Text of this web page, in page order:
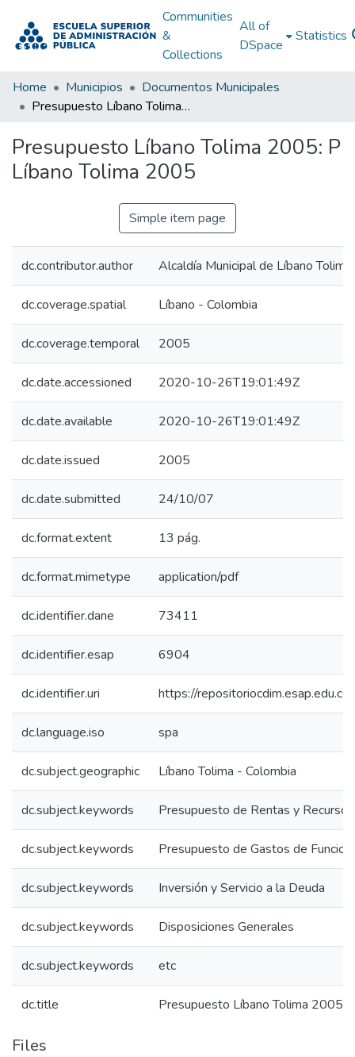
Communities
&
Collections
All of
DSpace
Statistics
Home Municipios
Documentos Municipales
Presupuesto Líbano Tolima 2005: P Líbano Tolima 2005
Presupuesto Líbano Tolima 2005: P
Líbano Tolima 2005
Simple item page
dc.contributor.author Alcaldía Municipal de Líbano Tolima
dc.coverage.spatial Líbano - Colombia
dc.coverage.temporal 2005
dc.date.accessioned 2020-10-26T19:01:49Z
dc.date.available 2020-10-26T19:01:49Z
dc.date.issued 2005
dc.date.submitted 24/10/07
dc.format.extent 13 pág.
dc.format.mimetype application/pdf
dc.identifier.dane 73411
dc.identifier.esap 6904
dc.identifier.uri https://
dc.language.iso spa
dc.subject.geographic Líbano Tolima - Colombia
dc.subject.keywords Presupuesto de Rentas y
dc.subject.keywords Presupuesto de Gastos de
dc.subject.keywords Inversión y Servicio a la Deuda
dc.subject.keywords Disposiciones Generales
dc.subject.keywords etc
dc.title Presupuesto Líbano Tolima 2005:
Files